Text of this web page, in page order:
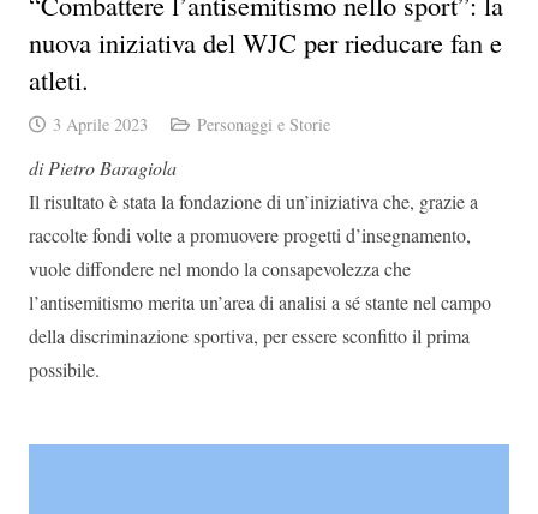
nuova iniziativa del WJC per rieducare fan e
atleti.
3 Aprile 2023 Personaggi e Storie
di Pietro Baragiola
Il risultato è stata la fondazione di un’iniziativa che, grazie a
raccolte fondi volte a promuovere progetti d’insegnamento,
vuole diffondere nel mondo la consapevolezza che
l’antisemitismo merita un’area di analisi a sé stante nel campo
della discriminazione sportiva, per essere sconfitto il prima
possibile.